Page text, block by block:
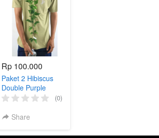
Rp 100.000
Paket 2 Hibiscus
Double Purple
(0)
Share